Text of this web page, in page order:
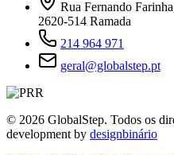
Rua Fernando
2620-514 Ramada
214 964 971
geral@globalstep.pt
© 2026 GlobalStep. Todos os
development by designbinário